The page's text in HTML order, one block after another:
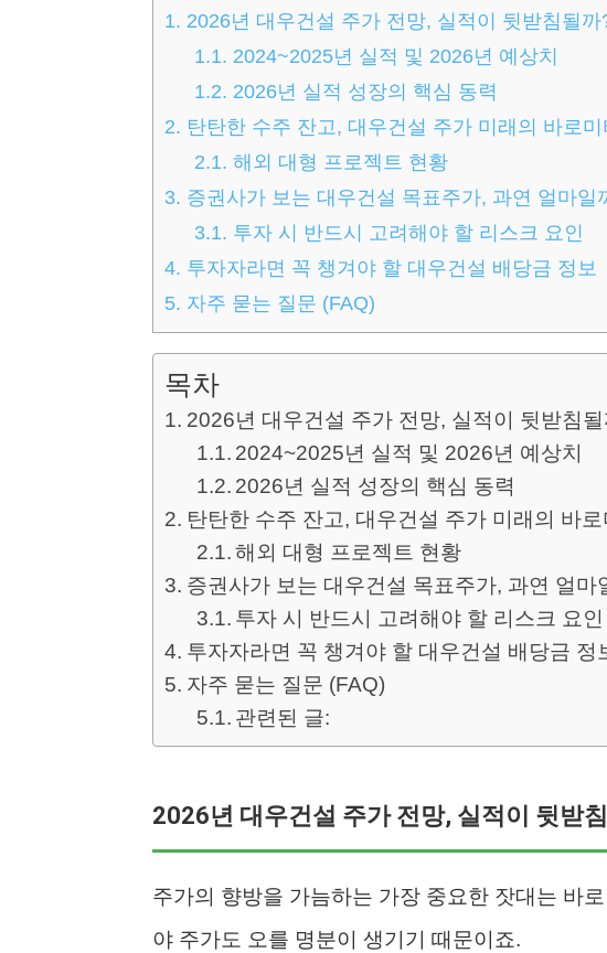
1. 2026년 대우건설 주가 전망, 실적이 뒷받침될까
1.1. 2024~2025년 실적 및 2026년 예상치
1.2. 2026년 실적 성장의 핵심 동력
2. 탄탄한 수주 잔고, 대우건설 주가 미래의 바로미
2.1. 해외 대형 프로젝트 현황
3. 증권사가 보는 대우건설 목표주가, 과연 얼마일
3.1. 투자 시 반드시 고려해야 할 리스크 요인
4. 투자자라면 꼭 챙겨야 할 대우건설 배당금 정보
5. 자주 묻는 질문 (FAQ)
목차
2026년 대우건설 주가 전망, 실적이 뒷받침
2024~2025년 실적 및 2026년 예상치
2026년 실적 성장의 핵심 동력
탄탄한 수주 잔고, 대우건설 주가 미래의 바로
해외 대형 프로젝트 현황
증권사가 보는 대우건설 목표주가, 과연 얼마
투자 시 반드시 고려해야 할 리스크 요인
투자자라면 꼭 챙겨야 할 대우건설 배당금 정
자주 묻는 질문 (FAQ)
관련된 글:
2026년 대우건설 주가 전망, 실적이 뒷받
주가의 향방을 가늠하는 가장 중요한 잣대는 바로
야 주가도 오를 명분이 생기기 때문이죠.